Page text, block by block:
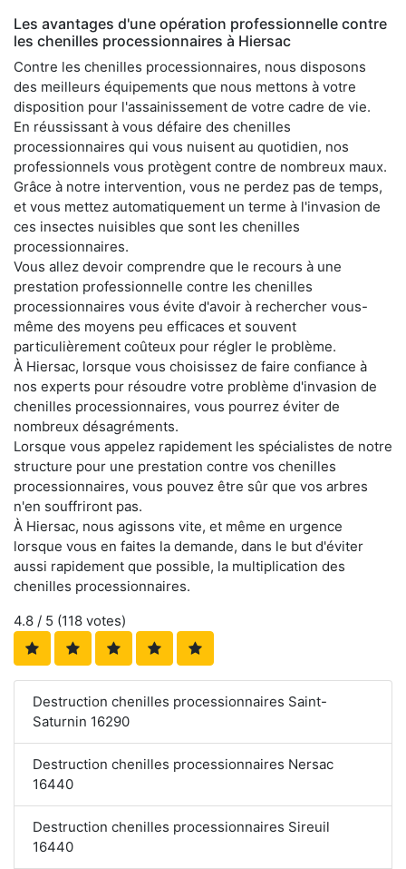
Les avantages d'une opération professionnelle contre
les chenilles processionnaires à Hiersac
Contre les chenilles processionnaires, nous disposons
des meilleurs équipements que nous mettons à votre
disposition pour l'assainissement de votre cadre de vie.
En réussissant à vous défaire des chenilles
processionnaires qui vous nuisent au quotidien, nos
professionnels vous protègent contre de nombreux maux.
Grâce à notre intervention, vous ne perdez pas de temps,
et vous mettez automatiquement un terme à l'invasion de
ces insectes nuisibles que sont les chenilles
processionnaires.
Vous allez devoir comprendre que le recours à une
prestation professionnelle contre les chenilles
processionnaires vous évite d'avoir à rechercher vous-
même des moyens peu efficaces et souvent
particulièrement coûteux pour régler le problème.
À Hiersac, lorsque vous choisissez de faire confiance à
nos experts pour résoudre votre problème d'invasion de
chenilles processionnaires, vous pourrez éviter de
nombreux désagréments.
Lorsque vous appelez rapidement les spécialistes de notre
structure pour une prestation contre vos chenilles
processionnaires, vous pouvez être sûr que vos arbres
n'en souffriront pas.
À Hiersac, nous agissons vite, et même en urgence
lorsque vous en faites la demande, dans le but d'éviter
aussi rapidement que possible, la multiplication des
chenilles processionnaires.
4.8 / 5 (118 votes)
Destruction chenilles processionnaires Saint-
Saturnin 16290
Destruction chenilles processionnaires Nersac
16440
Destruction chenilles processionnaires Sireuil
16440